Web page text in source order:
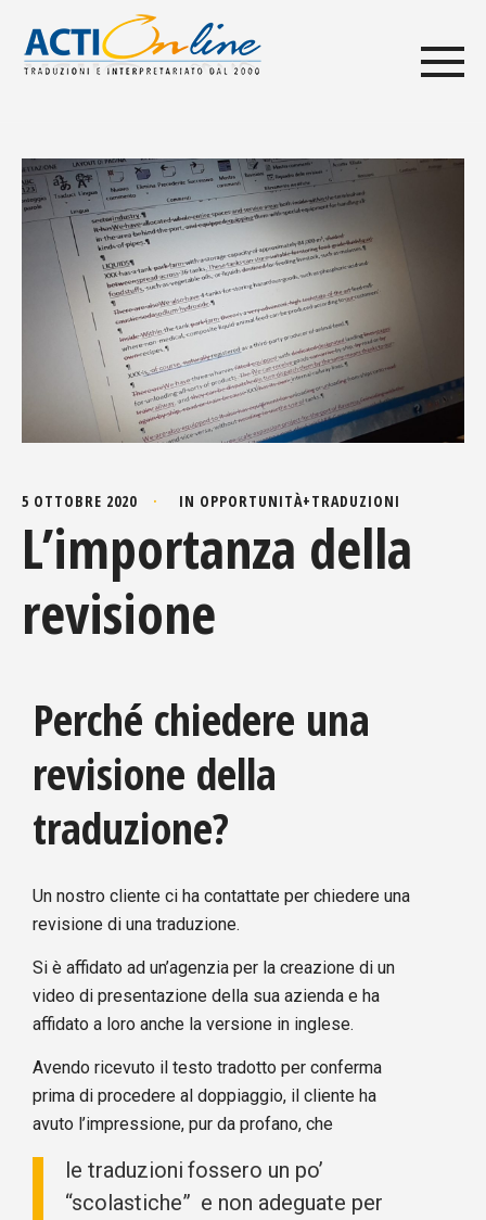
5 OTTOBRE 2020 IN OPPORTUNITÀ+TRADUZIONI
L’importanza della
revisione
Perché chiedere una
revisione della
traduzione?
Un nostro cliente ci ha contattate per chiedere una
revisione di una traduzione.
Si è affidato ad un’agenzia per la creazione di un
video di presentazione della sua azienda e ha
affidato a loro anche la versione in inglese.
Avendo ricevuto il testo tradotto per conferma
prima di procedere al doppiaggio, il cliente ha
avuto l’impressione, pur da profano, che
le traduzioni fossero un po’
“scolastiche” e non adeguate per